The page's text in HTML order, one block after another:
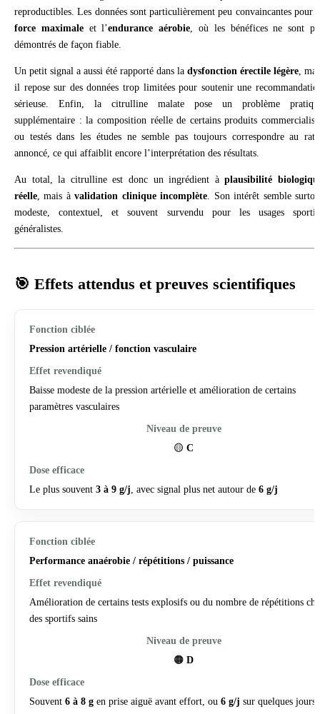
reproductibles. Les données sont particulièrement peu convaincantes pour
force maximaleet l’endurance aérobie , où les bénéfices ne sont
démontrés de façon fiable.
Un petit signal a aussi été rapporté dans la dysfonction érectile légère ,
il repose sur des données trop limitées pour soutenir une
sérieuse. Enfin, la citrulline malate pose un problème
supplémentaire : la composition réelle de certains produits
ou testés dans les études ne semble pas toujours correspondre au
annoncé, ce qui affaiblit encore l’interprétation des résultats.
Au total, la citrulline est donc un ingrédient àplausibilité
réelle, mais àvalidation clinique incomplète. Son intérêt semble
modeste, contextuel, et souvent survendu pour les usages
généralistes.
🎯 Effets attendus et preuves scientifiques
Pression artérielle / fonction vasculaire
Baisse modeste de la pression artérielle et amélioration de certains
paramètres vasculaires
🟡 C
Le plus souvent 3 à 9 g/j , avec signal plus net autour de 6 g/j
Performance anaérobie / répétitions / puissance
Amélioration de certains tests explosifs ou du nombre de répétitions
des sportifs sains
🟠 D
Souvent 6 à 8 g en prise aiguë avant effort, ou 6 g/j sur quelques jours